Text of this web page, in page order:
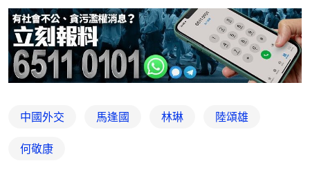
中國外交 馬逢國 林琳 陸頌雄
何敬康